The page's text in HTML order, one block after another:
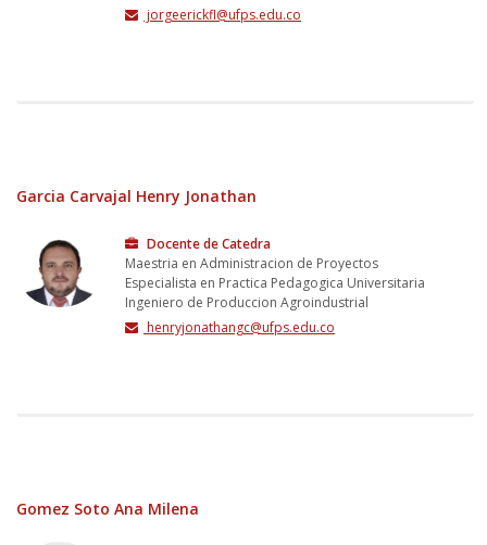
jorgeerickfl@ufps.edu.co
Garcia Carvajal Henry Jonathan
Docente de Catedra
Maestria en Administracion de Proyectos
Especialista en Practica Pedagogica Universitaria
Ingeniero de Produccion Agroindustrial
henryjonathangc@ufps.edu.co
Gomez Soto Ana Milena